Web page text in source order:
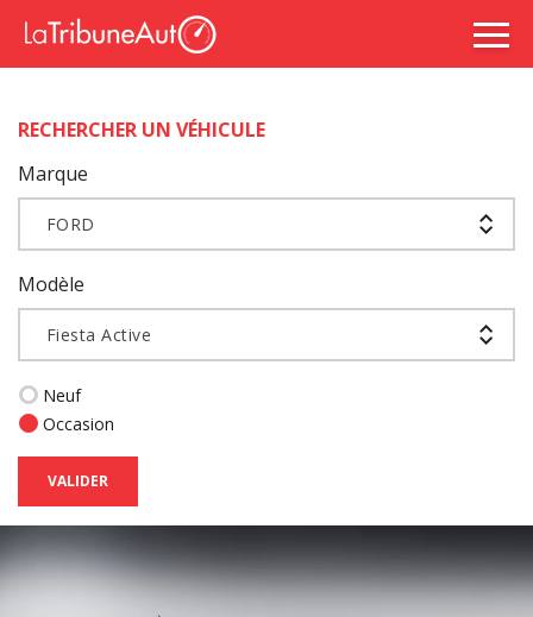
RECHERCHER UN VÉHICULE
Marque
FORD
Modèle
Fiesta Active
Neuf
Occasion
VALIDER